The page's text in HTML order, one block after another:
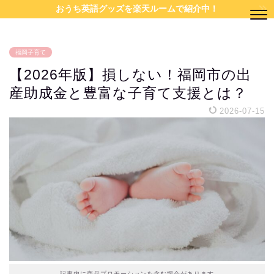
おうち英語グッズを楽天ルームで紹介中！
福岡子育て
【2026年版】損しない！福岡市の出
産助成金と豊富な子育て支援とは？
2026-07-15